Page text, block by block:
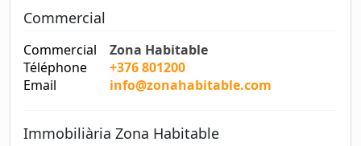
Commercial
Commercial
Zona Habitable
Téléphone
+376 801200
Email
info@zonahabitable.com
Immobiliària Zona Habitable